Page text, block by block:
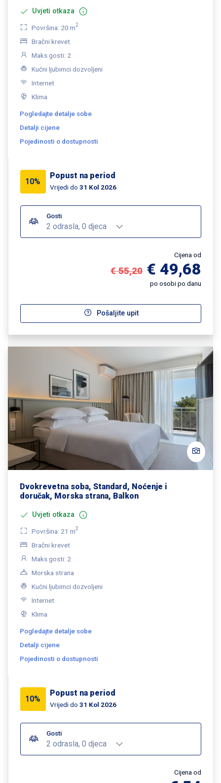
Uvjeti otkaza
Površina: 20 m2
Bračni krevet
Maks gosti: 2
Kućni ljubimci dozvoljeni
Internet
Klima
Pogledajte detalje sobe
Detalji cijene
Pojedinosti o dostupnosti
10%
Popust na period
Vrijedi do 31 Kol 2026
Gosti
2 odrasla, 0 djeca
Cijena od
€ 55,20 € 49,68
po osobi po danu
Pošaljite upit
Dvokrevetna soba, Standard, Noćenje i
doručak, Morska strana, Balkon
Uvjeti otkaza
Površina: 21 m2
Bračni krevet
Maks gosti: 2
Morska strana
Kućni ljubimci dozvoljeni
Internet
Klima
Pogledajte detalje sobe
Detalji cijene
Pojedinosti o dostupnosti
10%
Popust na period
Vrijedi do 31 Kol 2026
Gosti
2 odrasla, 0 djeca
Cijena od